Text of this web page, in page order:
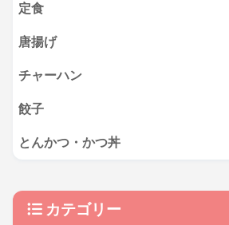
定食
唐揚げ
チャーハン
餃子
とんかつ・かつ丼
カテゴリー